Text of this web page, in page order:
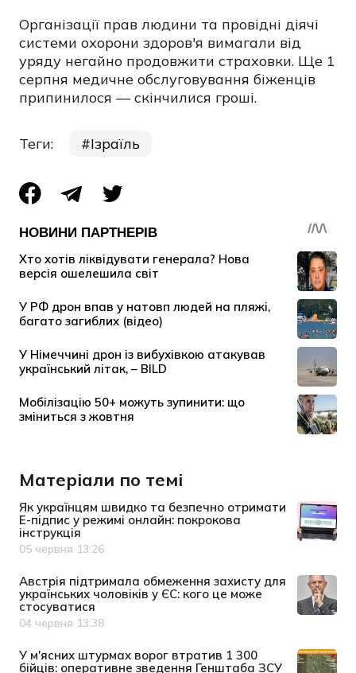
Організації прав людини та провідні діячі
системи охорони здоров'я вимагали від
уряду негайно продовжити страховки. Ще 1
серпня медичне обслуговування біженців
припинилося — скінчилися гроші.
Теги: Ізраїль
Матеріали по темі
Як українцям швидко та безпечно отримати
Е-підпис у режимі онлайн: покрокова
інструкція
Дата публікації
05 червня 13:26
Австрія підтримала обмеження захисту для
українських чоловіків у ЄС: кого це може
стосуватися
Дата публікації
04 червня 13:38
У м'ясних штурмах ворог втратив 1 300
бійців: оперативне зведення Генштаба ЗСУ